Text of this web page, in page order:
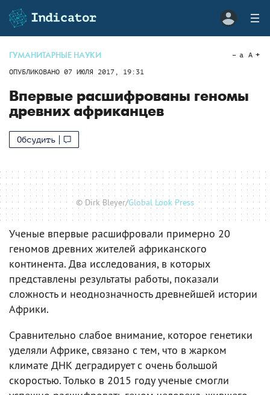
ГУМАНИТАРНЫЕ НАУКИ
ОПУБЛИКОВАНО 07 ИЮЛЯ 2017, 19:31
a A
Впервые расшифрованы геномы
древних африканцев
Обсудить
© Dirk Bleyer/Global Look Press
Ученые впервые расшифровали примерно 20
геномов древних жителей африканского
континента. Два исследования, в которых
представлены результаты работы, показали
сложность и неоднозначность древнейшей истории
Африки.
Сравнительно слабое внимание, которое генетики
уделяли Африке, связано с тем, что в жарком
климате ДНК деградирует с очень большой
скоростью. Только в 2015 году ученые смогли